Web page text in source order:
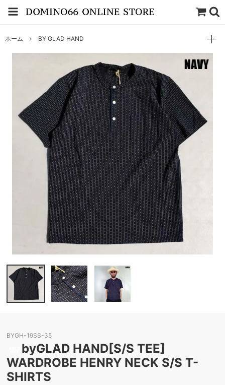
ホーム BY GLAD HAND
BYGH-19SS-35
byGLAD HAND[S/S TEE]
WARDROBE HENRY NECK S/S T-
SHIRTS